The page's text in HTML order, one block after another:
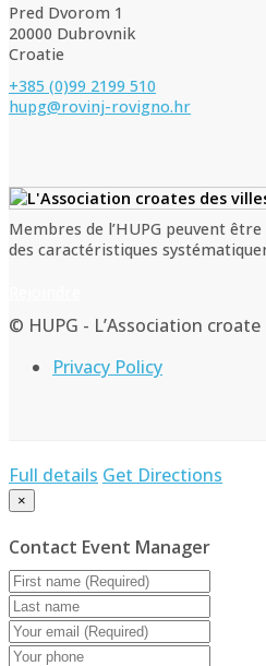
Pred Dvorom 1
20000 Dubrovnik
Croatie
+385 (0)99 2199 510
hupg@rovinj-rovigno.hr
Membres de l’HUPG peuvent
des caractéristiques
© HUPG - L’Association
Privacy Policy
Full details Get Directions
×
Contact Event Manager